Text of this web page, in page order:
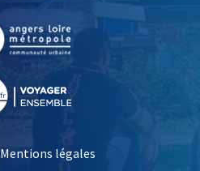
, Ouvre une nouvelle
Mentions légales